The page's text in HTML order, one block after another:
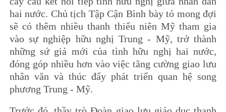
hai nước. Chủ tịch Tập Cận Bình bày tỏ mong đợi
sẽ có thêm nhiều thanh thiếu niên Mỹ tham gia
vào sự nghiệp hữu nghị Trung - Mỹ, trở thành
những sứ giả mới của tình hữu nghị hai nước,
đóng góp nhiều hơn vào việc tăng cường giao lưu
nhân văn và thúc đẩy phát triển quan hệ song
phương Trung - Mỹ.